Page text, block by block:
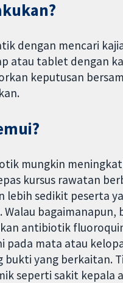
dengan mencari
atau tablet dengan
keputusan
mungkin
kursus rawatan
lebih sedikit peserta
antibiotik
pada mata atau
yang berkaitan.
seperti sakit kepala